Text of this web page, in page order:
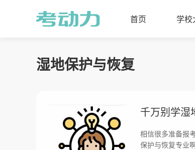
首页 学校
湿地保护与恢复
千万别学湿
相信很多准备报
保护与恢复专业